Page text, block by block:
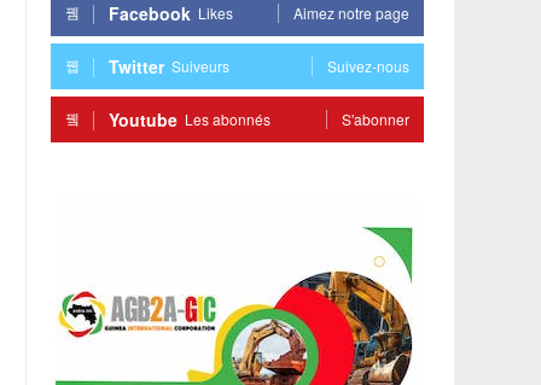
Facebook Likes Aimez notre page
Twitter Suiveurs Suivez-nous
Youtube Les abonnés S'abonner